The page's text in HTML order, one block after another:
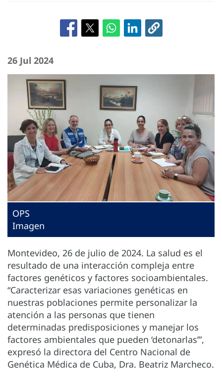
26 Jul 2024
OPS
Imagen
Montevideo, 26 de julio de 2024. La salud es el
resultado de una interacción compleja entre
factores genéticos y factores socioambientales.
“Caracterizar esas variaciones genéticas en
nuestras poblaciones permite personalizar la
atención a las personas que tienen
determinadas predisposiciones y manejar los
factores ambientales que pueden ‘detonarlas’”,
expresó la directora del Centro Nacional de
Genética Médica de Cuba, Dra. Beatriz Marcheco.